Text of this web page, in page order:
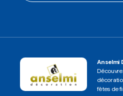
Anselmi
fêtes de